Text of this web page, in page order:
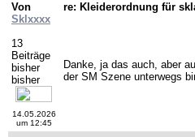
Von
Sklxxxx
13
Beiträge
bisher
bisher
re: Kleiderordnung für
Danke, ja das auch, aber
der SM Szene unterwegs
14.05.2026
um 12:45